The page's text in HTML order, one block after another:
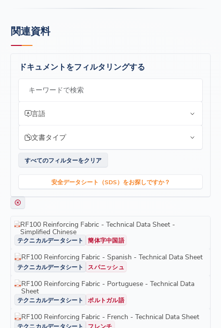
ない場合は、購入証明書を返送してください。また、製造者
す。これは、製品の欠陥/故障に対する唯一かつ排他的な救済/
責任です。この保証は、明示または黙示を問わず、商品性ま
場合があります。
す。保証の有効化には、完成したプロジェクトに対する第三
者エンジニアリング会社による検査が必要です。詳細につい
制限事項
客様ご自身で評価し、判断してください。その他の製品情報
については、該当する製品のデータシートを参照してくださ
い。
specification and professional installation.
関連資料
ドキュメントをフィルタリングする
キーワードで検索
言語
文書タイプ
すべてのフィルターをクリア
安全データシート（SDS）をお探しですか？
RF100 Reinforcing Fabric - Technical Data Sheet -
Simplified Chinese
テクニカルデータシート 簡体字中国語
RF100 Reinforcing Fabric - Spanish - Technical Data Sheet
テクニカルデータシート スパニッシュ
RF100 Reinforcing Fabric - Portuguese - Technical Data
Sheet
テクニカルデータシート ポルトガル語
RF100 Reinforcing Fabric - French - Technical Data Sheet
テクニカルデータシート フレンチ